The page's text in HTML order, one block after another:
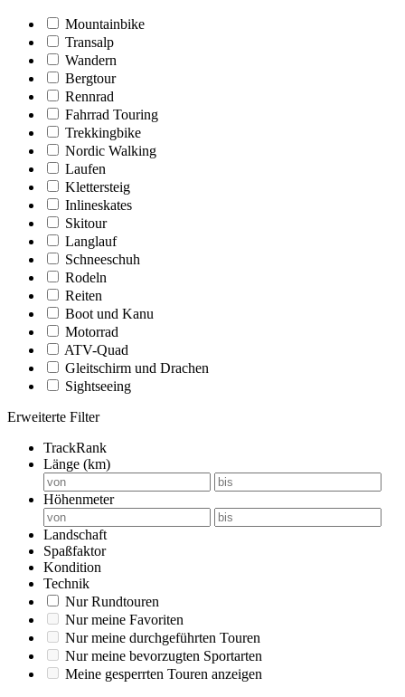
Mountainbike
Transalp
Wandern
Bergtour
Rennrad
Fahrrad Touring
Trekkingbike
Nordic Walking
Laufen
Klettersteig
Inlineskates
Skitour
Langlauf
Schneeschuh
Rodeln
Reiten
Boot und Kanu
Motorrad
ATV-Quad
Gleitschirm und Drachen
Sightseeing
Erweiterte Filter
TrackRank
Länge (km)
Höhenmeter
Landschaft
Spaßfaktor
Kondition
Technik
Nur Rundtouren
Nur meine Favoriten
Nur meine durchgeführten Touren
Nur meine bevorzugten Sportarten
Meine gesperrten Touren anzeigen